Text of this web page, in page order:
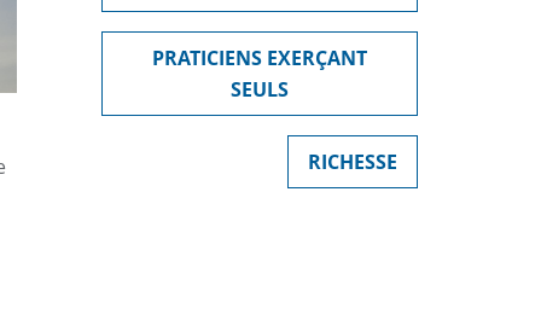
PRATICIENS EXERÇANT
SEULS
RICHESSE